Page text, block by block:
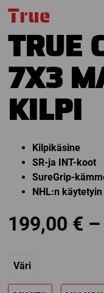
True
TRUE
7X3
KILPI
Kilpikäsine
SR-ja INT-koot
SureGrip-
NHL:n
199,00 € –
Väri